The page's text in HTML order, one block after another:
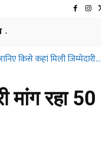
किसे कहां मिली जिम्मेदारी…
हाईकोर्ट ने क्यों कहा ऐसा
मांग रहा 50